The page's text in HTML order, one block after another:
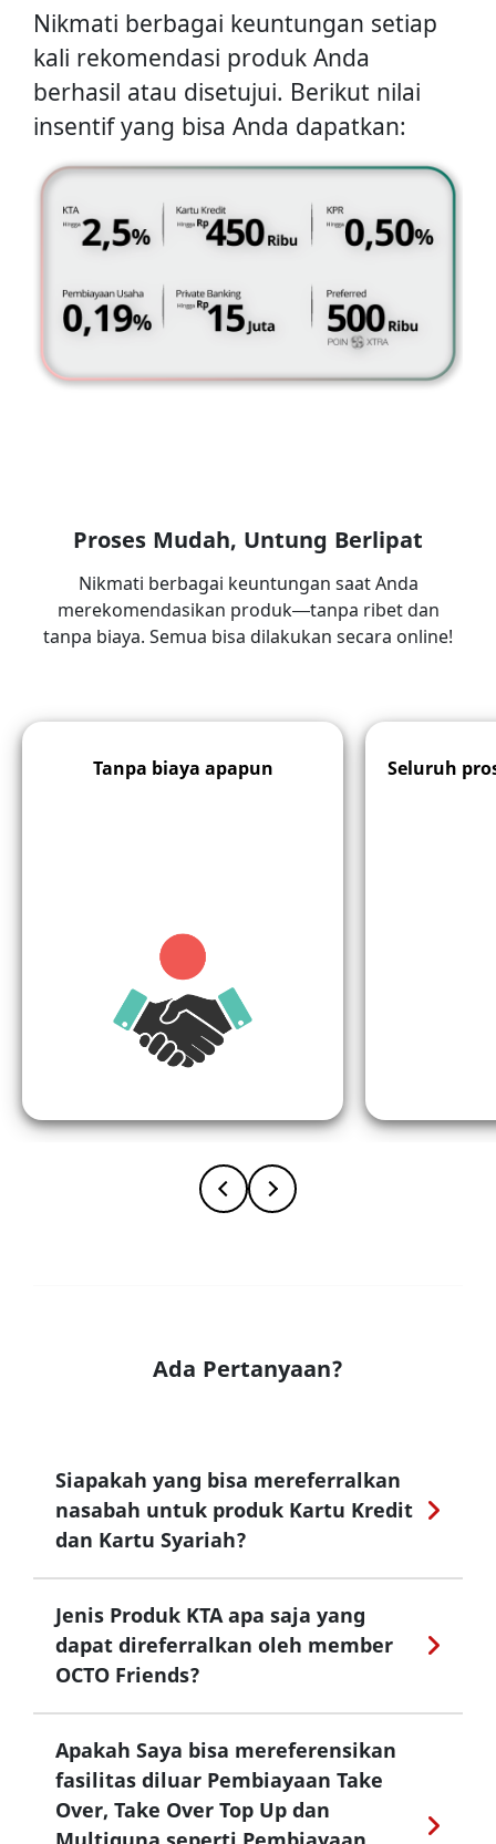
Nikmati berbagai keuntungan setiap
kali rekomendasi produk Anda
berhasil atau disetujui. Berikut nilai
insentif yang bisa Anda dapatkan:
Proses Mudah, Untung Berlipat
Nikmati berbagai keuntungan saat Anda
merekomendasikan produk—tanpa ribet dan
tanpa biaya. Semua bisa dilakukan secara online!
Tanpa biaya apapun Seluruh
Ada Pertanyaan?
Siapakah yang bisa mereferralkan
nasabah untuk produk Kartu Kredit
dan Kartu Syariah?
Jenis Produk KTA apa saja yang
dapat direferralkan oleh member
OCTO Friends?
Apakah Saya bisa mereferensikan
fasilitas diluar Pembiayaan Take
Over, Take Over Top Up dan